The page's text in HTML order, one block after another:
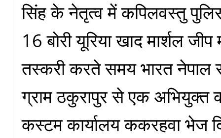
सिंह के नेतृत्व में कपिलवस्तु
16 बोरी यूरिया खाद मार्शल
तस्करी करते समय भारत नेपाल
ग्राम ठकुरापुर से एक अभियुक्त
कस्टम कार्यालय ककरहवा भेज